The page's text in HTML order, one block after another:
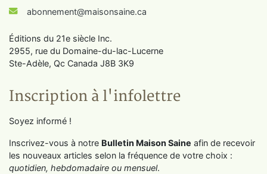
abonnement@maisonsaine.ca
Éditions du 21e siècle Inc.
2955, rue du Domaine-du-lac-Lucerne
Ste-Adèle, Qc Canada J8B 3K9
Inscription à l'infolettre
Soyez informé !
Inscrivez-vous à notre Bulletin Maison Saine afin de recevoir
les nouveaux articles selon la fréquence de votre choix :
quotidien, hebdomadaire ou mensuel.